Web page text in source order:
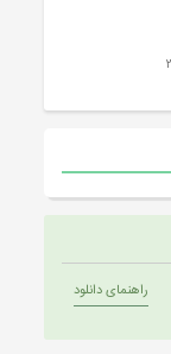
راهنمای دانلود